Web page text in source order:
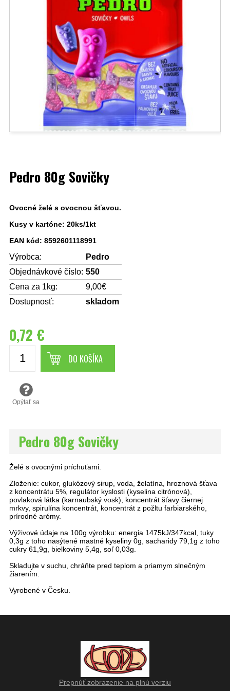
Pedro 80g Sovičky
Ovocné želé s ovocnou šťavou.
Kusy v kartóne: 20ks/1kt
EAN kód: 8592601118991
Výrobca:
Pedro
Objednávkové číslo: 550
Cena za 1kg:
9,00€
Dostupnosť:
skladom
0,72 €
DO KOŠÍKA
Opýtať sa
Pedro 80g Sovičky
Želé s ovocnými príchuťami.
Zloženie: cukor, glukózový sirup, voda, želatína, hroznová šťava
z koncentrátu 5%, regulátor kyslosti (kyselina citrónová),
povlaková látka (karnaubský vosk), koncentrát šťavy čiernej
mrkvy, spirulína koncentrát, koncentrát z požltu farbiarského,
prírodné arómy.
Výživové údaje na 100g výrobku: energia 1475kJ/347kcal, tuky
0,3g z toho nasýtené mastné kyseliny 0g, sacharidy 79,1g z toho
cukry 61,9g, bielkoviny 5,4g, soľ 0,03g.
Skladujte v suchu, chráňte pred teplom a priamym slnečným
žiarením.
Vyrobené v Česku.
Prepnúť zobrazenie na plnú verziu